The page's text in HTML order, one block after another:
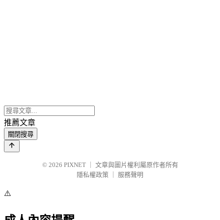
推薦文章
關閉搜尋
© 2026 PIXNET
文章與圖片權利屬原作者所有
隱私權政策
服務聲明
⚠️